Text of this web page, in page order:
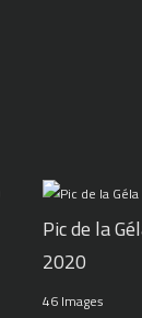
Pic de la
2020
46 Images